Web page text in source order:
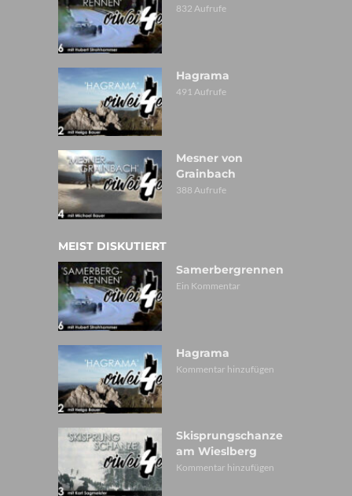
832 Aufrufe
Hagrama
491 Aufrufe
Mesner von
Grainbach
388 Aufrufe
MEIST DISKUTIERT
Samerbergrennen
Ein Kommentar
Hagrama
Kommentar hinzufügen
Skisprungschanze
am Wieslberg
Kommentar hinzufügen